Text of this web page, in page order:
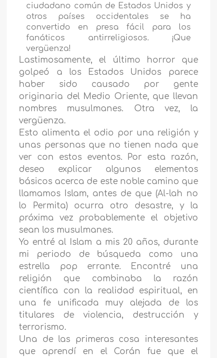
ciudadano común de Estados Unidos y
otros países occidentales se ha
convertido en presa fácil para los
fanáticos antirreligiosos. ¡Que
vergüenza!
Lastimosamente, el último horror que
golpeó a los Estados Unidos parece
haber sido causado por gente
originaria del Medio Oriente, que llevan
nombres musulmanes. Otra vez, la
vergüenza.
Esto alimenta el odio por una religión y
unas personas que no tienen nada que
ver con estos eventos. Por esta razón,
deseo explicar algunos elementos
básicos acerca de este noble camino que
llamamos Islam, antes de que (Al-lah no
lo Permita) ocurra otro desastre, y la
próxima vez probablemente el objetivo
sean los musulmanes.
Yo entré al Islam a mis 20 años, durante
mi periodo de búsqueda como una
estrella pop errante. Encontré una
religión que combinaba la razón
científica con la realidad espiritual, en
una fe unificada muy alejada de los
titulares de violencia, destrucción y
terrorismo.
Una de las primeras cosa interesantes
que aprendí en el Corán fue que el